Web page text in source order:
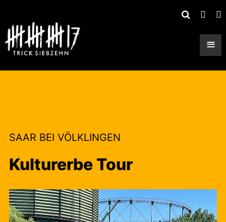
≡
SAAR BEI VÖLKLINGEN
Kulturerbe Tour